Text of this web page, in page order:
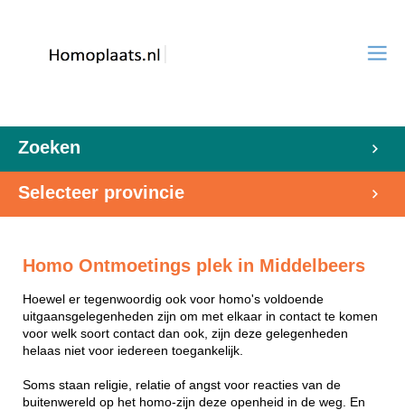
Zoeken
Selecteer provincie
Homo Ontmoetings plek in Middelbeers
Hoewel er tegenwoordig ook voor homo's voldoende
uitgaansgelegenheden zijn om met elkaar in contact te komen
voor welk soort contact dan ook, zijn deze gelegenheden
helaas niet voor iedereen toegankelijk.
Soms staan religie, relatie of angst voor reacties van de
buitenwereld op het homo-zijn deze openheid in de weg. En